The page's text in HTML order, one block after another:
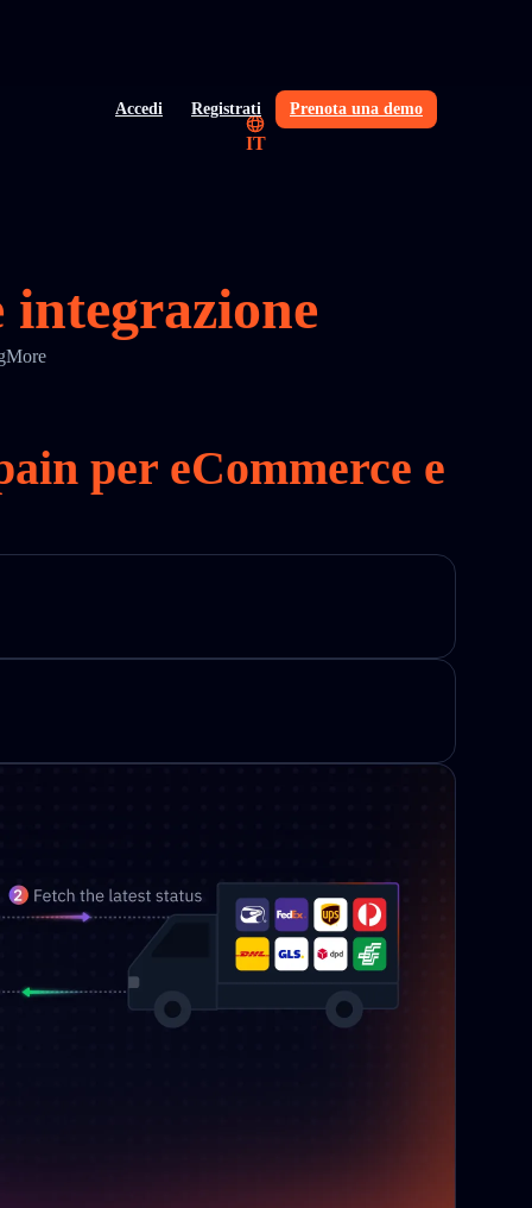
Accedi Registrati Prenota una demo
IT
per eCommerce e